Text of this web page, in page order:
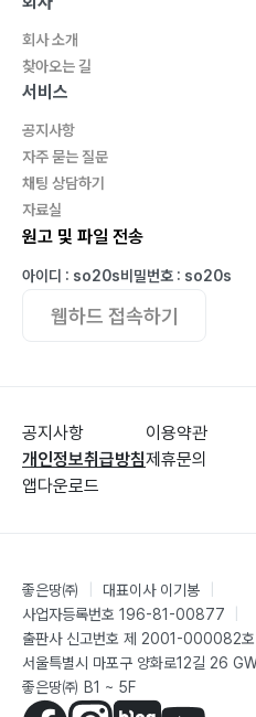
회사 소개
찾아오는 길
서비스
공지사항
자주 묻는 질문
채팅 상담하기
자료실
원고 및 파일 전송
아이디 : so20s비밀번호 : so20s
웹하드 접속하기
공지사항
개인정보취급방침
앱다운로드
이용약관
제휴문의
좋은땅㈜ 대표이사 이기봉
사업자등록번호 196-81-00877
출판사 신고번호 제 2001-000082호
서울특별시 마포구 양화로12길 26
좋은땅㈜ B1 ~ 5F